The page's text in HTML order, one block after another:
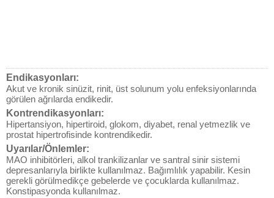
Endikasyonları:
Akut ve kronik sinüzit, rinit, üst solunum yolu enfeksiyonlarında
görülen ağrılarda endikedir.
Kontrendikasyonları:
Hipertansiyon, hipertiroid, glokom, diyabet, renal yetmezlik ve
prostat hipertrofisinde kontrendikedir.
Uyarılar/Önlemler:
MAO inhibitörleri, alkol trankilizanlar ve santral sinir sistemi
depresanlarıyla birlikte kullanılmaz. Bağımlılık yapabilir. Kesin
gerekli görülmedikçe gebelerde ve çocuklarda kullanılmaz.
Konstipasyonda kullanılmaz.